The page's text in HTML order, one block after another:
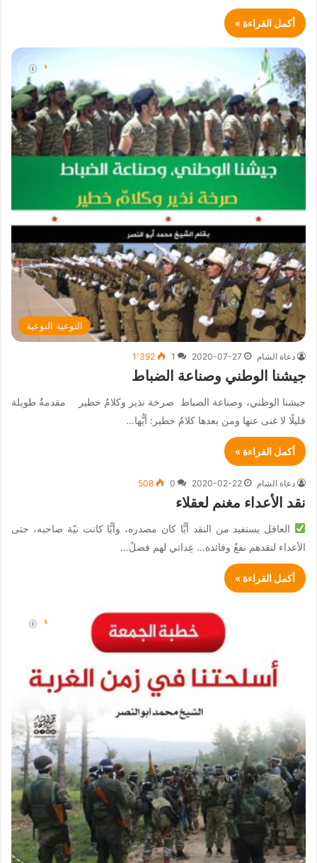
أكمل القراءة »
التوعية النوعية
دعاة الشام 2020-07-27
1 1٬392
جيشنا الوطني وصناعة الضباط
جيشنا الوطني، وصناعة الضباط صرخة نذير وكلامٌ خطير مقدمةٌ طويلة
قليلًا لا غنى عنها ومن بعدها كلامٌ خطير: أيُّها…
أكمل القراءة »
دعاة الشام 2020-02-22
0
508
نقد الأعداء مغنم لعقلاء
العاقل يستفيد من النقد أيًّا كان مصدره، وأيًّا كانت نيّة صاحبه، حتى
الأعداء لنقدهم نفعٌ وفائدة… عِداتي لهم فضلٌ…
أكمل القراءة »